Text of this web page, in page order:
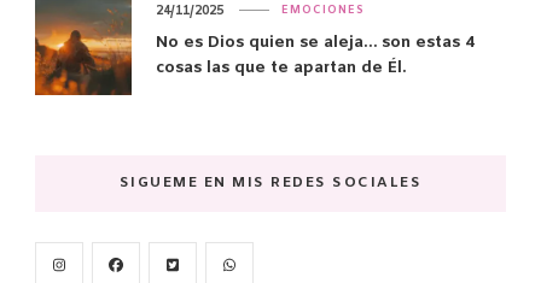
EMOCIONES
No es Dios quien se aleja… son estas 4
cosas las que te apartan de Él.
24/11/2025
SIGUEME EN MIS REDES SOCIALES